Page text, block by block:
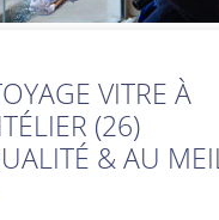
VITRE À
(26)
& AU